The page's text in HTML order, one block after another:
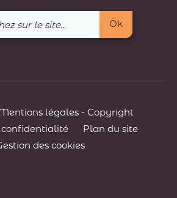
Ok
Mentions légales - Copyright
confidentialité
Plan du site
des cookies